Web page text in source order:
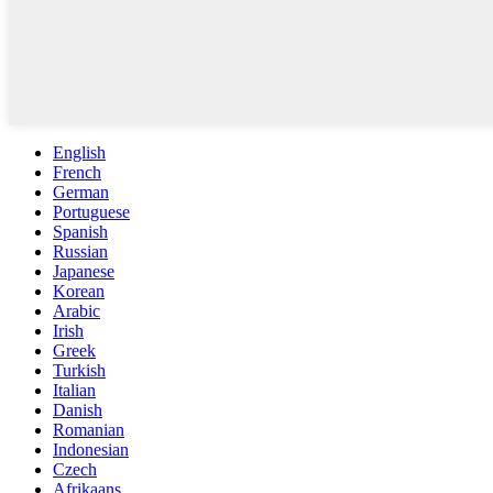
English
French
German
Portuguese
Spanish
Russian
Japanese
Korean
Arabic
Irish
Greek
Turkish
Italian
Danish
Romanian
Indonesian
Czech